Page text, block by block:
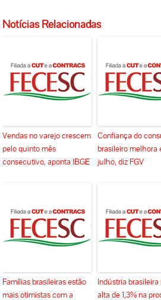
Notícias Relacionadas
Vendas no varejo crescem
pelo quinto mês
consecutivo, aponta IBGE
Confiança do
brasileiro melhora
julho, diz FGV
Famílias brasileiras estão
mais otimistas com a
Indústria brasileira
alta de 1,3% na